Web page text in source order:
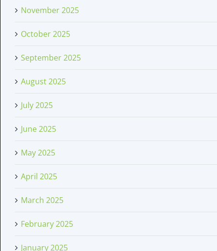
November 2025
October 2025
September 2025
August 2025
July 2025
June 2025
May 2025
April 2025
March 2025
February 2025
January 2025